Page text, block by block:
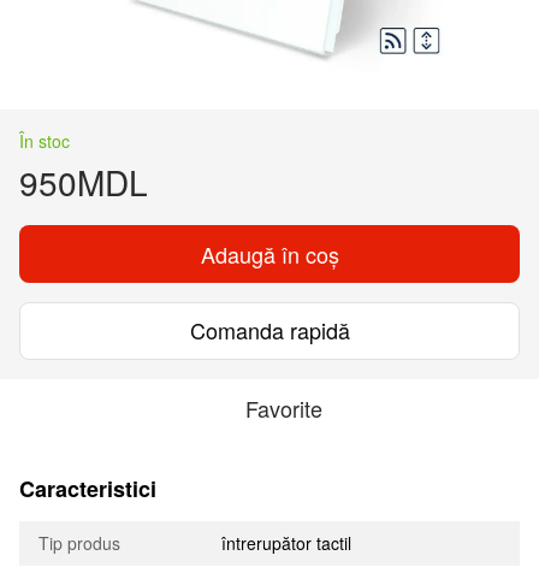
În stoc
950MDL
Adaugă în coș
Comanda rapidă
Favorite
Caracteristici
Tip produs
întrerupător tactil